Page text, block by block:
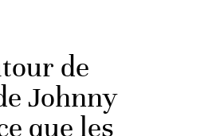
de
Johnny
que les